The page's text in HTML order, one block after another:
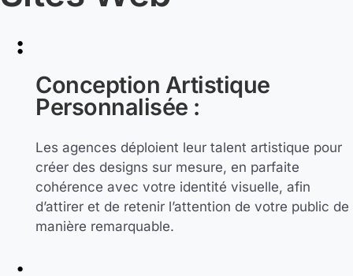
Conception Artistique
Personnalisée :
Les agences déploient leur talent artistique pour
créer des designs sur mesure, en parfaite
cohérence avec votre identité visuelle, afin
d’attirer et de retenir l’attention de votre public de
manière remarquable.